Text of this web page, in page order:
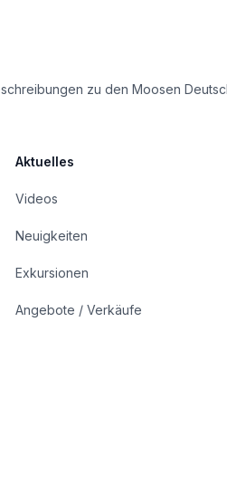
zu den Moosen
Aktuelles
Videos
Neuigkeiten
Exkursionen
Angebote / Verkäufe